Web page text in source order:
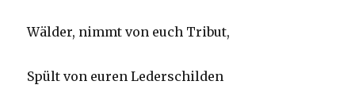
Wälder, nimmt von euch Tribut,
Spült von euren Lederschilden